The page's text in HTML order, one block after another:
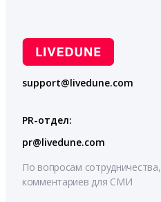
support@livedune.com
PR-отдел:
pr@livedune.com
По вопросам сотрудничества,
комментариев для СМИ